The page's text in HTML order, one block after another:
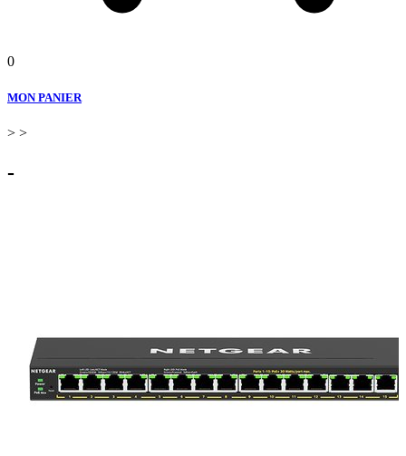
0
MON PANIER
> >
-